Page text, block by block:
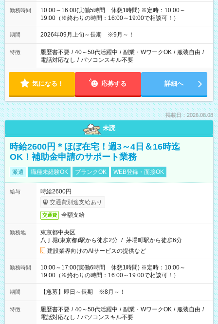
勤務時間
10:00～16:00(実働5時間 休憩1時間) ※定時：10:00～
19:00（※終わりの時間：16:00～19:00で相談可！）
期間 2026年09月上旬～長期 ※9月～！
特徴 履歴書不要 / 40～50代活躍中 / 副業・WワークOK / 服装自由 /
電話対応なし / パソコンスキル不要
気になる！ 応募する 詳細へ
掲載日：2026.08.08
未読
時給2600円＊ほぼ在宅！週3～4日＆16時迄
OK！補助金申請のサポート業務
派遣 職種未経験OK ブランクOK WEB登録・面接OK
給与
時給2600円
交通費別途支給あり
交通費 全額支給
勤務地
東京都中央区
八丁堀(東京都)駅から徒歩2分 / 茅場町駅から徒歩6分
建設業界向けのAIサービスの提供など
勤務時間
10:00～17:00(実働6時間 休憩1時間) ※定時：10:00～
19:00（※終わりの時間：16:00～19:00で相談可！）
期間 【急募】即日～長期 ※8月～！
特徴 履歴書不要 / 40～50代活躍中 / 副業・WワークOK / 服装自由 /
電話対応なし / パソコンスキル不要